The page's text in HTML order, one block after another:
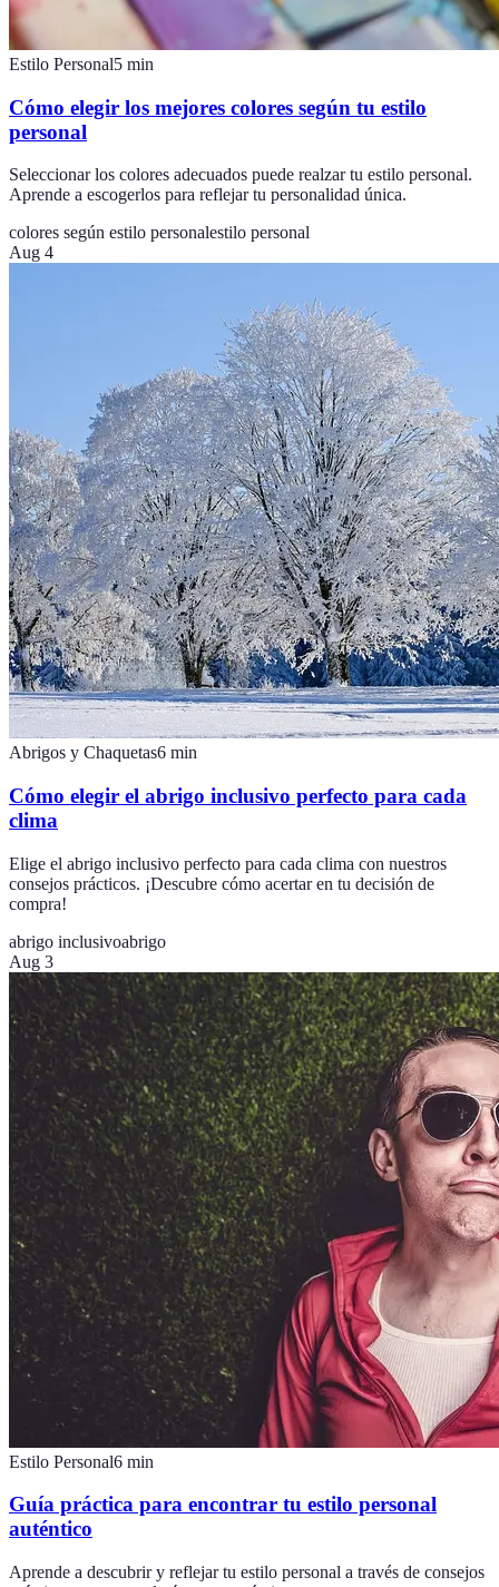
Estilo Personal5 min
Cómo elegir los mejores colores según tu estilo
personal
Seleccionar los colores adecuados puede realzar tu estilo personal.
Aprende a escogerlos para reflejar tu personalidad única.
colores según estilo personalestilo personal
Aug 4
Abrigos y Chaquetas6 min
Cómo elegir el abrigo inclusivo perfecto para cada
clima
Elige el abrigo inclusivo perfecto para cada clima con nuestros
consejos prácticos. ¡Descubre cómo acertar en tu decisión de
compra!
abrigo inclusivoabrigo
Aug 3
Estilo Personal6 min
Guía práctica para encontrar tu estilo personal
auténtico
Aprende a descubrir y reflejar tu estilo personal a través de consejos